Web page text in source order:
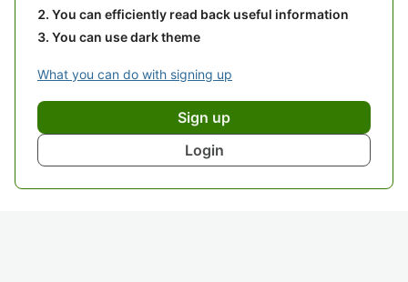
You can efficiently read back useful information
You can use dark theme
What you can do with signing up
Sign up
Login